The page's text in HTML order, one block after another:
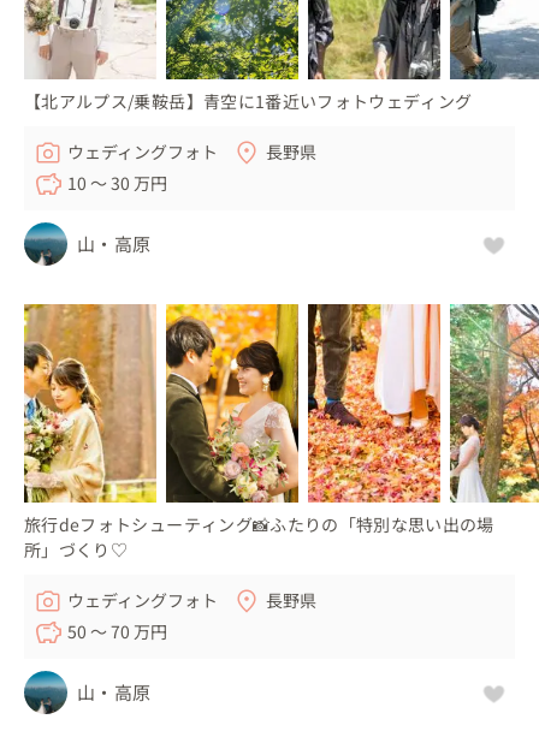
【北アルプス/乗鞍岳】青空に1番近いフォトウェディング
ウェディングフォト
長野県
10 〜 30 万円
山・高原
旅行deフォトシューティング📸ふたりの「特別な思い出の場
所」づくり♡
ウェディングフォト
長野県
50 〜 70 万円
山・高原